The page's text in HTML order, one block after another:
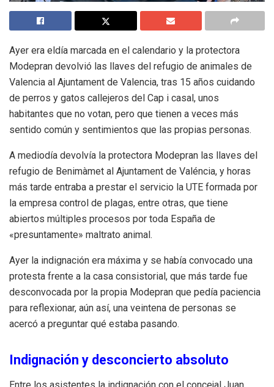
Ayer era eldía marcada en el calendario y la protectora
Modepran devolvió las llaves del refugio de animales de
Valencia al Ajuntament de Valencia, tras 15 años cuidando
de perros y gatos callejeros del Cap i casal, unos
habitantes que no votan, pero que tienen a veces más
sentido común y sentimientos que las propias personas.
A mediodía devolvía la protectora Modepran las llaves del
refugio de Benimàmet al Ajuntament de Valéncia, y horas
más tarde entraba a prestar el servicio la UTE formada por
la empresa control de plagas, entre otras, que tiene
abiertos múltiples procesos por toda España de
«presuntamente» maltrato animal.
Ayer la indignación era máxima y se había convocado una
protesta frente a la casa consistorial, que más tarde fue
desconvocada por la propia Modepran que pedía paciencia
para reflexionar, aún así, una veintena de personas se
acercó a preguntar qué estaba pasando.
Indignación y desconcierto absoluto
Entre los asistentes la indignación con el concejal Juan